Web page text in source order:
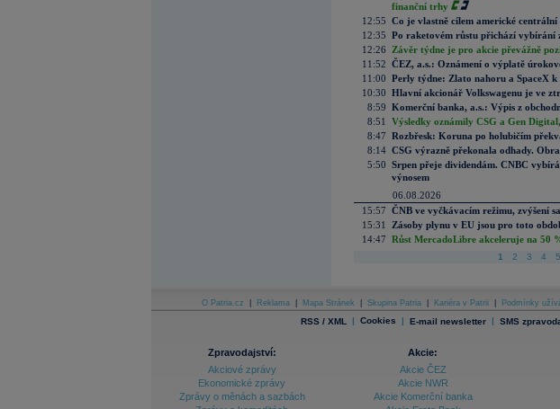
finanční trhy
12:55 Co je vlastně cílem americké
12:35 Po raketovém růstu přichází vybírání
12:26
Závěr týdne je pro akcie převážně
11:52 ČEZ, a.s.: Oznámení o výplatě
11:00 Perly týdne: Zlato nahoru a SpaceX
10:30 Hlavní akcionář Volkswagenu je ve
8:59 Komerční banka, a.s.: Výpis z
8:51
Výsledky oznámily CSG a Gen
8:47 Rozbřesk: Koruna po holubičím
8:14 CSG výrazně překonala odhady.
5:50 Srpen přeje dividendám. CNBC
výnosem
06.08.2026
15:57 ČNB ve vyčkávacím režimu, zvýšení
15:31
Zásoby plynu v EU jsou pro toto
14:47 Růst MercadoLibre akceleruje na 50
1 2 3 4 5
O Patria.cz Reklama Mapa Stránek Skupina Patria Kariéra v Patrii Podmínky
RSS / XML | Cookies | E-mail newsletter | SMS
Zpravodajství:
Akciové zprávy
Ekonomické zprávy
Zprávy o měnách a sazbách
Akcie:
Akcie ČEZ
Akcie NWR
Akcie Komerční banka